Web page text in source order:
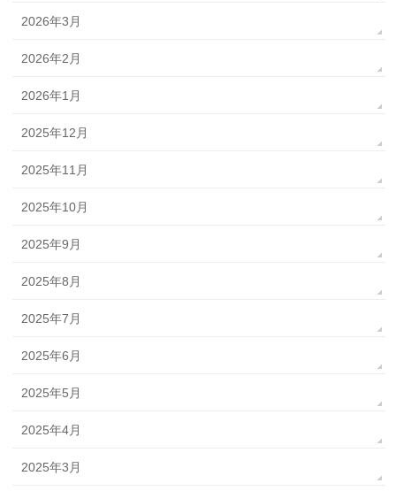
2026年3月
2026年2月
2026年1月
2025年12月
2025年11月
2025年10月
2025年9月
2025年8月
2025年7月
2025年6月
2025年5月
2025年4月
2025年3月